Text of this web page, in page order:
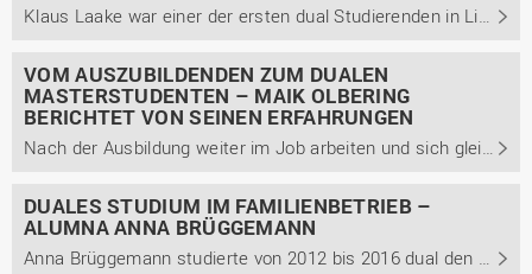
Klaus Laake war einer der ersten dual Studierenden in Lingen. Mit der Matrikelnummer 6 studierte er von 1989 bis 1992 dual den Studiengang Wirtschaftsinformatik. Wie er heute auf sein Studium zurückblickt, welche Vorteile er dem dualen Studium zuschreibt und welche Kompetenzen auf dem Arbeitsmarkt ...
VOM AUSZUBILDENDEN ZUM DUALEN
MASTERSTUDENTEN – MAIK OLBERING
BERICHTET VON SEINEN ERFAHRUNGEN
Nach der Ausbildung weiter im Job arbeiten und sich gleichzeitig mit einem Studium weiterqualifizieren – geht das? Und wie das geht! Maik Olbering schaut auf seinen beruflichen Weg zurück und berichtet, wie sein Kooperationsunternehmen ihn unterstützt hat und gibt Einblicke in seinen Arbeitsalltag.
DUALES STUDIUM IM FAMILIENBETRIEB –
ALUMNA ANNA BRÜGGEMANN
Anna Brüggemann studierte von 2012 bis 2016 dual den Bachelor Management betrieblicher Systeme mit der Studienrichtung Betriebswirtschaft. Wie sie heute auf ihr Studium zurückblickt und welche Besonderheiten ein Studium im Familienbetrieb mit sich bringt, berichtet sie in diesem Beitrag.